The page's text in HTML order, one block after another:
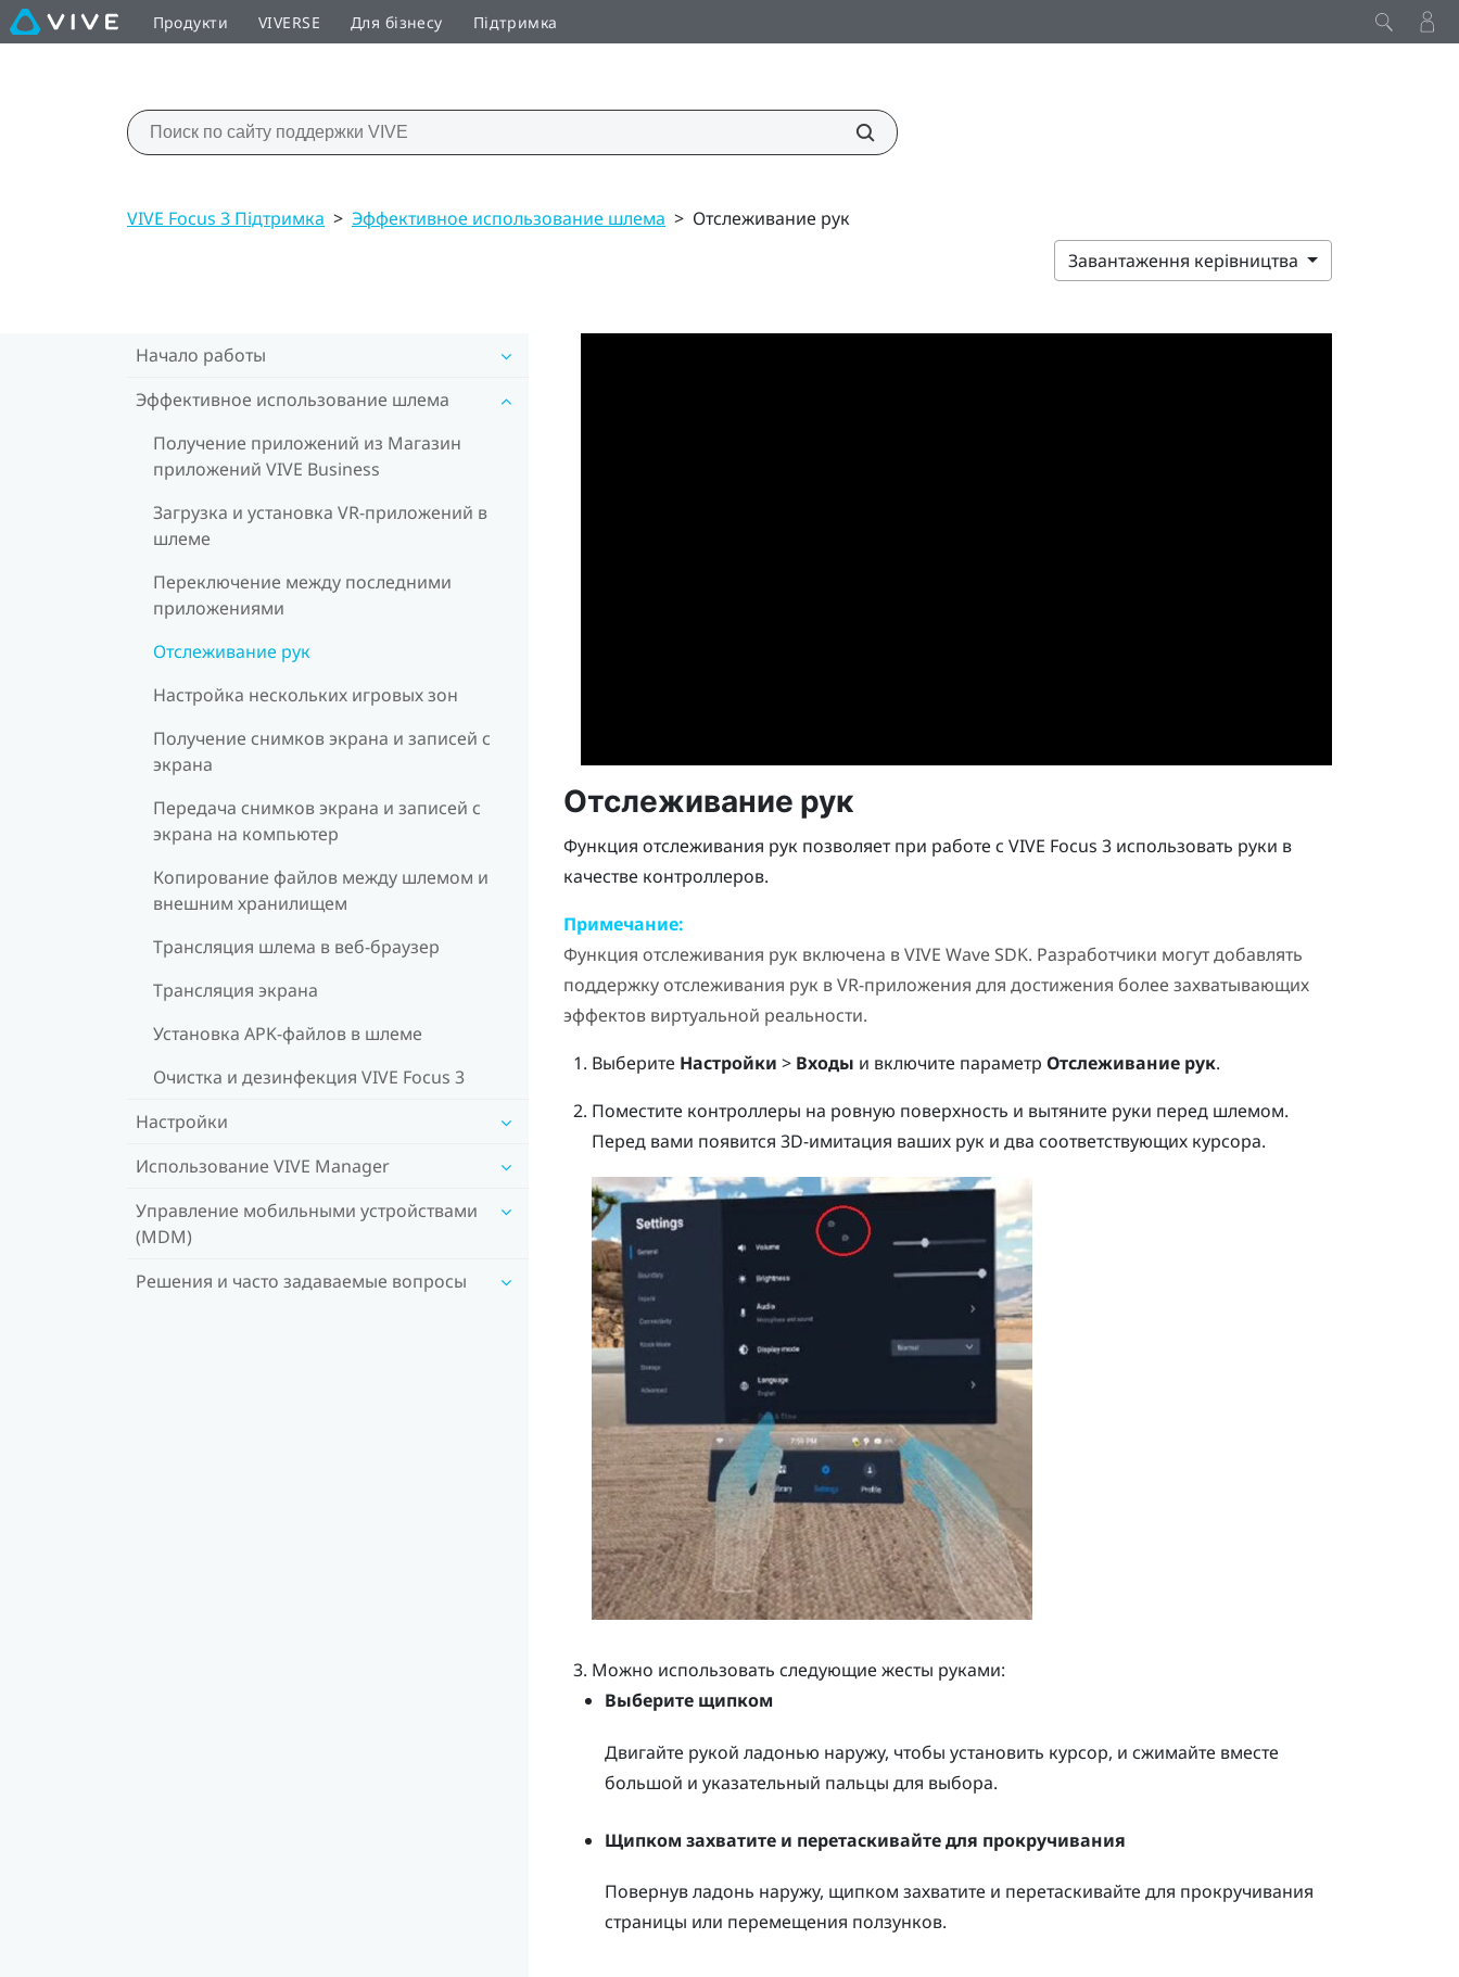
Продукти VIVERSE Для бізнесу Підтримка
VIVE Focus 3 Підтримка > Эффективное использование шлема > Отслеживание рук
Завантаження керівництва
Начало работы
Эффективное использование шлема
Получение приложений из Магазин
приложений VIVE Business
Загрузка и установка VR-приложений в
шлеме
Переключение между последними
приложениями
Отслеживание рук
Настройка нескольких игровых зон
Получение снимков экрана и записей с
экрана
Передача снимков экрана и записей с
экрана на компьютер
Копирование файлов между шлемом и
внешним хранилищем
Трансляция шлема в веб-браузер
Трансляция экрана
Установка APK-файлов в шлеме
Очистка и дезинфекция VIVE Focus 3
Настройки
Использование VIVE Manager
Управление мобильными устройствами
(MDM)
Решения и часто задаваемые вопросы
Отслеживание рук
Функция отслеживания рук позволяет при работе с VIVE Focus 3использовать руки в
качестве контроллеров.
Примечание:
Функция отслеживания рук включена вVIVE WaveSDK. Разработчики могут добавлять
поддержку отслеживания рук в VR-приложения для достижения более захватывающих
эффектов виртуальной реальности.
Выберите Настройки > Входы и включите параметр Отслеживание рук.
Поместите контроллеры на ровную поверхность и вытяните руки перед шлемом.
Перед вами появится 3D-имитация ваших рук и два соответствующих курсора.
Можно использовать следующие жесты руками:
Выберите щипком
Двигайте рукой ладонью наружу, чтобы установить курсор, и сжимайте вместе
большой и указательный пальцы для выбора.
Щипком захватите и перетаскивайте для прокручивания
Повернув ладонь наружу, щипком захватите и перетаскивайте для прокручивания
страницы или перемещения ползунков.